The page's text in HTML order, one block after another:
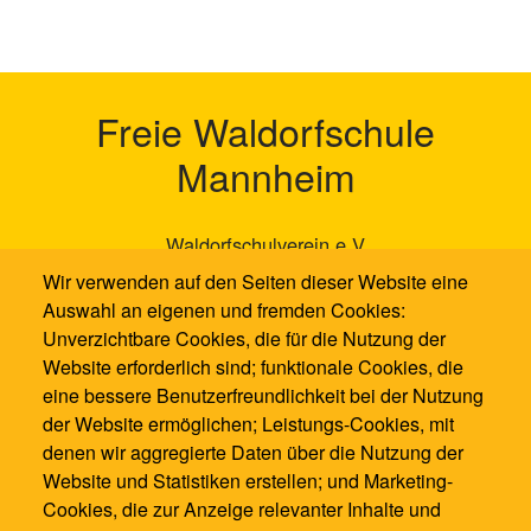
Freie Waldorfschule
Mannheim
Waldorfschulverein e.V
Neckarauer Waldweg 131
68199 Mannheim
0621 / 1286100
0621 / 12861021
info@waldorfschule-mannheim.de
Wir verwenden auf den Seiten dieser Website eine
Auswahl an eigenen und fremden Cookies:
Unverzichtbare Cookies, die für die Nutzung der
Website erforderlich sind; funktionale Cookies, die
eine bessere Benutzerfreundlichkeit bei der Nutzung
der Website ermöglichen; Leistungs-Cookies, mit
denen wir aggregierte Daten über die Nutzung der
Website und Statistiken erstellen; und Marketing-
Cookies, die zur Anzeige relevanter Inhalte und